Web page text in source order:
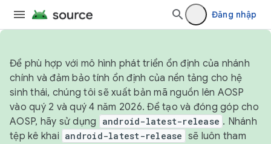
Đăng nhập
Để phù hợp với mô hình phát triển ổn định của nhánh
chính và đảm bảo tính ổn định của nền tảng cho hệ
sinh thái, chúng tôi sẽ xuất bản mã nguồn lên AOSP
vào quý 2 và quý 4 năm 2026. Để tạo và đóng góp cho
AOSP, hãy sử dụng
android-latest-release . Nhánh
tệp kê khai android-latest-release sẽ luôn tham